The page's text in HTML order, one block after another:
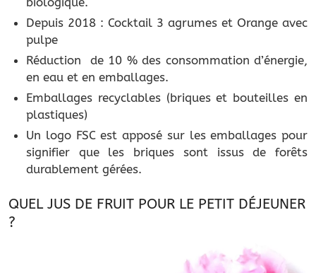
Depuis 2018 : Cocktail 3 agrumes et Orange avec
pulpe
Réduction de 10 % des consommation d’énergie,
en eau et en emballages.
Emballages recyclables (briques et bouteilles en
plastiques)
Un logo FSC est apposé sur les emballages pour
signifier que les briques sont issus de forêts
durablement gérées.
QUEL JUS DE FRUIT POUR LE PETIT DÉJEUNER
?